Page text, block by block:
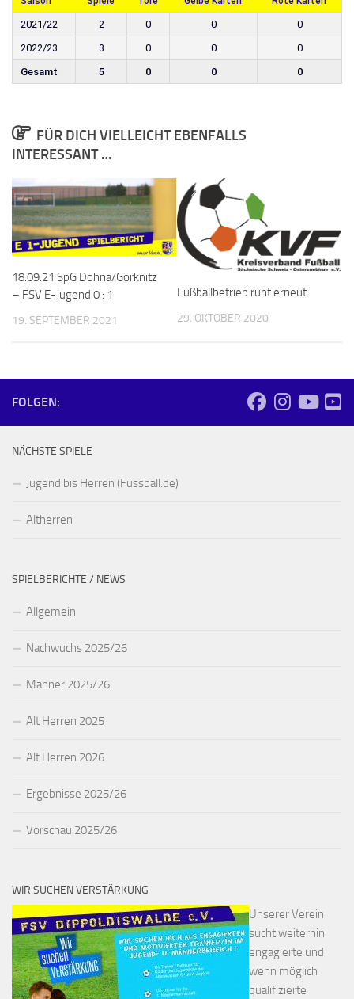
2021/22 2 0 0
0
2022/23
3 0 0
0
Gesamt
5 0 0 0
FÜR DICH VIELLEICHT EBENFALLS
INTERESSANT …
18.09.21 SpG Dohna/​Gorknitz
– FSV E-Jugend 0 : 1
19. SEPTEMBER 2021
Fußballbetrieb ruht erneut
29. OKTOBER 2020
FOLGEN:
NÄCHSTE SPIELE
Jugend bis Herren (Fussball.de)
Altherren
SPIELBERICHTE / NEWS
Allgemein
Nachwuchs 2025/26
Männer 2025/26
Alt Herren 2025
Alt Herren 2026
Ergebnisse 2025/26
Vorschau 2025/26
WIR SUCHEN VERSTÄRKUNG
Unserer Verein
sucht weiterhin
engagierte und
wenn möglich
qualifizierte